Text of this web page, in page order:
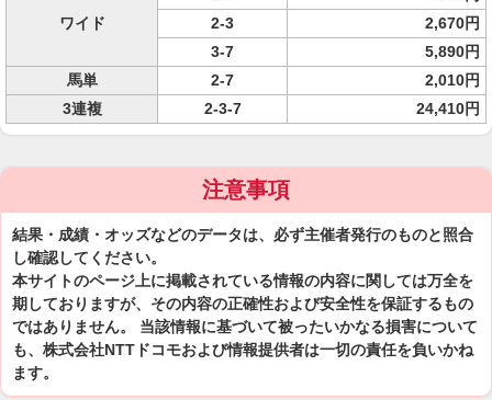
ワイド
2-3
2,670円
3-7
5,890円
馬単
2-7
2,010円
3連複
2-3-7 24,410円
注意事項
結果・成績・オッズなどのデータは、必ず主催者発行のものと照合
し確認してください。
本サイトのページ上に掲載されている情報の内容に関しては万全を
期しておりますが、その内容の正確性および安全性を保証するもの
ではありません。 当該情報に基づいて被ったいかなる損害について
も、株式会社NTTドコモおよび情報提供者は一切の責任を負いかね
ます。